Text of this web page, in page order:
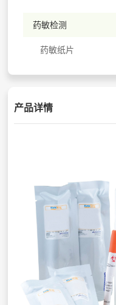
药敏检测
药敏纸片
产品详情